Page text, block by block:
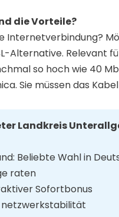
die Vorteile?
Internetverbindung?
Alternative. Relevant
so hoch wie 40
Sie müssen das
Landkreis
Beliebte Wahl in
raten
Sofortbonus
netzwerkstabilität